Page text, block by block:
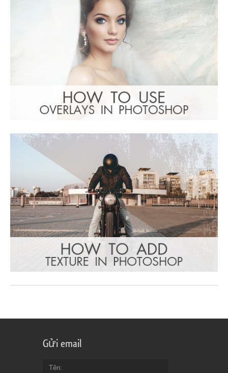
Gửi email
Tên